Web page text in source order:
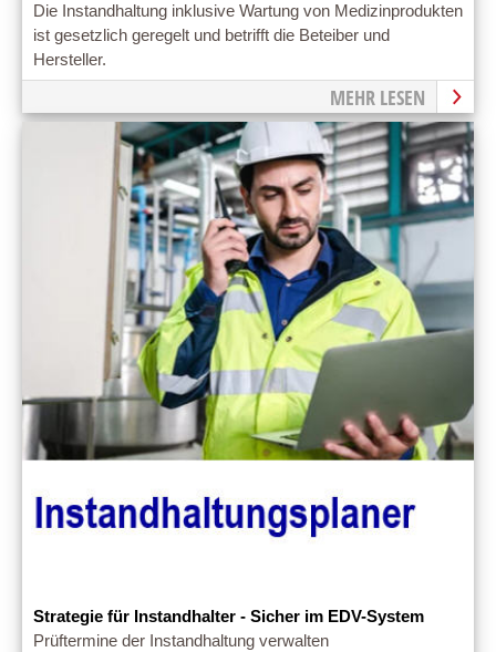
Die Instandhaltung inklusive Wartung von Medizinprodukten
ist gesetzlich geregelt und betrifft die Beteiber und
Hersteller.
MEHR LESEN
Strategie für Instandhalter - Sicher im EDV-System
Prüftermine der Instandhaltung verwalten